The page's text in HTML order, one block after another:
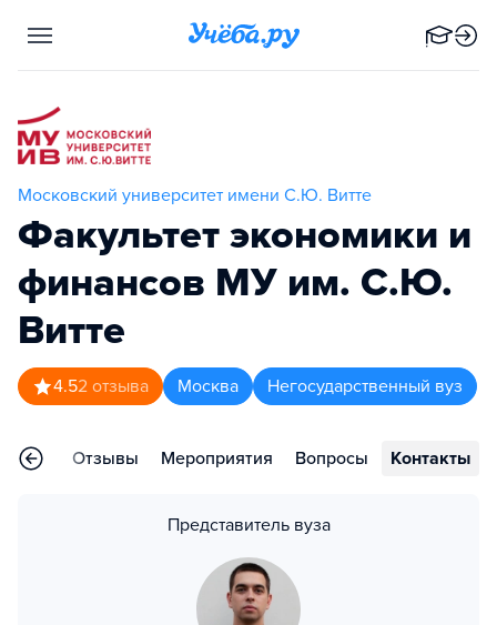
Московский университет имени С.Ю. Витте
Факультет экономики и
финансов МУ им. С.Ю.
Витте
4.52 отзыва Москва Негосударственный вуз
Отзывы Мероприятия Вопросы Контакты
Представитель вуза